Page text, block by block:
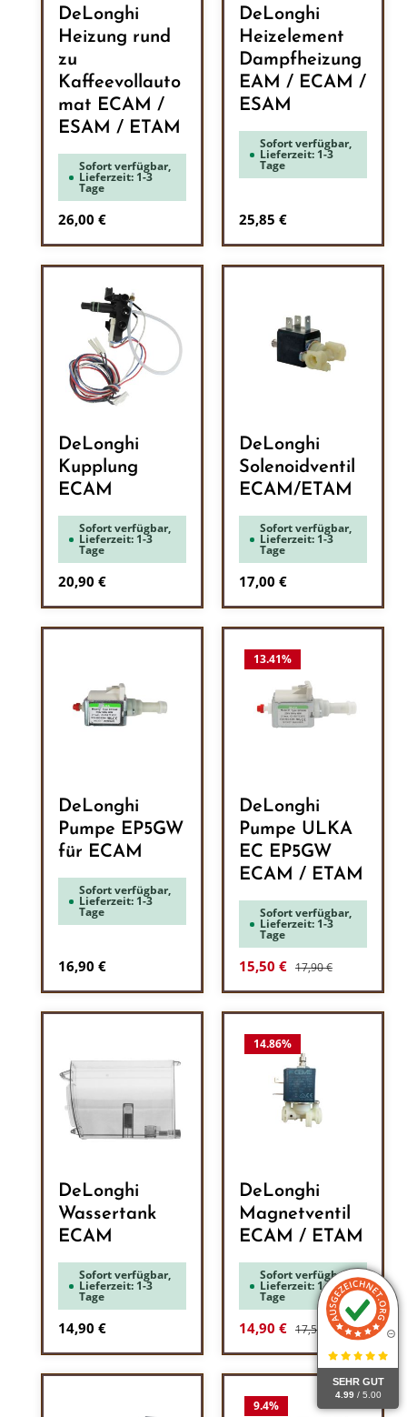
SEHR GUT
4.99 / 5.00
DeLonghi
Heizung rund
zu
Kaffeevollauto
mat ECAM /
ESAM / ETAM
Sofort verfügbar,
Lieferzeit: 1-3
Tage
Regulärer Preis:
26,00 €
DeLonghi
Heizelement
Dampfheizung
EAM / ECAM /
ESAM
Sofort verfügbar,
Lieferzeit: 1-3
Tage
Regulärer Preis:
25,85 €
DeLonghi
Kupplung
ECAM
Sofort verfügbar,
Lieferzeit: 1-3
Tage
Regulärer Preis:
20,90 €
DeLonghi
Solenoidventil
ECAM/ETAM
Sofort verfügbar,
Lieferzeit: 1-3
Tage
Regulärer Preis:
17,00 €
DeLonghi
Pumpe EP5GW
für ECAM
Sofort verfügbar,
Lieferzeit: 1-3
Tage
Regulärer Preis:
16,90 €
13.41%
DeLonghi
Pumpe ULKA
EC EP5GW
ECAM / ETAM
Sofort verfügbar,
Lieferzeit: 1-3
Tage
Verkaufspreis:
15,50 € Regulärer Preis:
17,90 €
DeLonghi
Wassertank
ECAM
Sofort verfügbar,
Lieferzeit: 1-3
Tage
Regulärer Preis:
14,90 €
14.86%
DeLonghi
Magnetventil
ECAM / ETAM
Sofort verfügbar,
Lieferzeit: 1-3
Tage
Verkaufspreis:
14,90 € Regulärer Preis:
17,50 €
9.4%